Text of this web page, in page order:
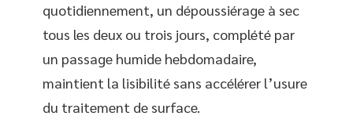
quotidiennement, un dépoussiérage à sec
tous les deux ou trois jours, complété par
un passage humide hebdomadaire,
maintient la lisibilité sans accélérer l’usure
du traitement de surface.